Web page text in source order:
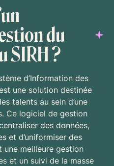
du
SIRH ?
d’Information des
une solution destinée
talents au sein d’une
Ce logiciel de gestion
des données,
et d’uniformiser des
une meilleure gestion
et un suivi de la masse